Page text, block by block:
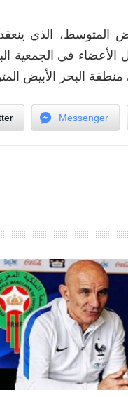
في الجمعية
البحر الأبيض
Messenger